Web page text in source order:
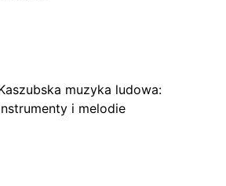
muzyka ludowa:
i melodie